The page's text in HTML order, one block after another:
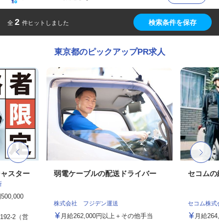
全 2 件ヒットしました 検索条件を保存
東京都のピックアップPR求人
スター
2（営
弱電ケーブルの配送ドライバー
株式会社 フジデン運送
月給262,000円以上＋その他手当
セコムの
セコム株式
月給